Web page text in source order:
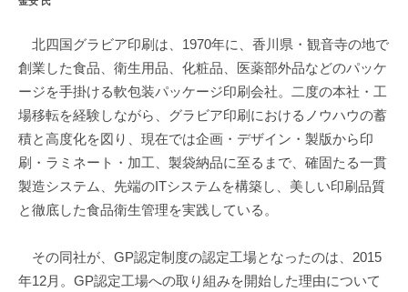
北四国グラビア印刷は、1970年に、香川県・観音寺の地で
創業した食品、衛生用品、化粧品、医薬部外品などのパッケ
ージを手掛ける軟包装パッケージ印刷会社。二度の本社・工
場移転を経験しながら、グラビア印刷におけるノウハウの蓄
積と高度化を図り、現在では企画・デザイン・製版から印
刷・ラミネート・加工、製袋納品に至るまで、確固たる一貫
製造システム、先端のITシステムを構築し、美しい印刷品質
と徹底した食品衛生管理を実践している。
その同社が、GP認定制度の認定工場となったのは、2015
年12月。GP認定工場への取り組みを開始した理由について